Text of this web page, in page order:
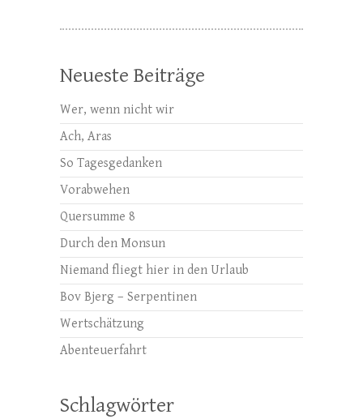
Neueste Beiträge
Wer, wenn nicht wir
Ach, Aras
So Tagesgedanken
Vorabwehen
Quersumme 8
Durch den Monsun
Niemand fliegt hier in den Urlaub
Bov Bjerg – Serpentinen
Wertschätzung
Abenteuerfahrt
Schlagwörter